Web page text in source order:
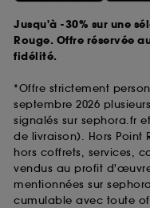
Jusqu'à -30% sur une
Rouge. Offre réservée
fidélité.
*Offre strictement
septembre 2026
signalés sur sephora.fr
de livraison). Hors Point
hors coffrets, services,
vendus au profit
mentionnées sur
cumulable avec toute